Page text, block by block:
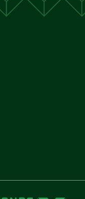
Jan Cunen
Jan Cunen